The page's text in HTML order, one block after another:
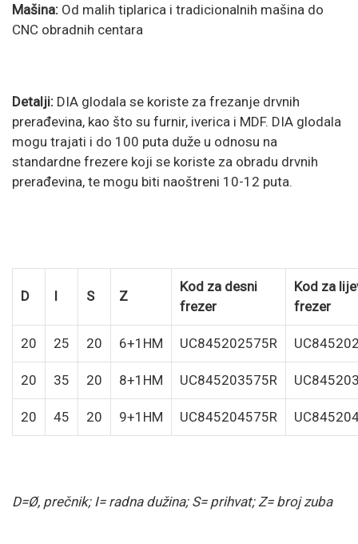
Mašina: Od malih tiplarica i tradicionalnih mašina do
CNC obradnih centara
Detalji: DIA glodala se koriste za frezanje drvnih
prerađevina, kao što su furnir, iverica i MDF. DIA glodala
mogu trajati i do 100 puta duže u odnosu na
standardne frezere koji se koriste za obradu drvnih
prerađevina, te mogu biti naoštreni 10-12 puta.
D I S Z
Kod za desni
frezer
Kod za
frezer
20 25 20 6+1HM UC845202575R
20 35 20 8+1HM UC845203575R
20 45 20 9+1HM UC845204575R
D=Ø, prečnik; I= radna dužina; S= prihvat; Z= broj zuba